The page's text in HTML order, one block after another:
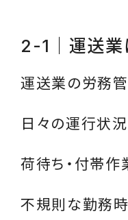
2-1｜運送業
運送業の労務管
日々の運行状況
荷待ち・付帯作
不規則な勤務